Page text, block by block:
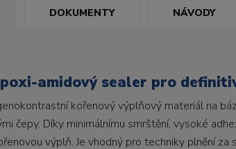
DOKUMENTY NÁVODY
amidový sealer pro
kořenový výplňový materiál na
čepy. Díky minimálnímu smrštění, vysoké
výplň. Je vhodný pro techniky plnění za